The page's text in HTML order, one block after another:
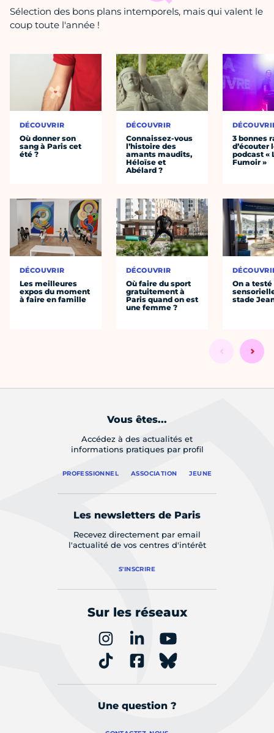
Sélection des bons plans intemporels, mais qui valent le
coup toute l'année !
DÉCOUVRIR
Où donner son
sang à Paris cet
été ?
DÉCOUVRIR
Les meilleures
expos du moment
à faire en famille
DÉCOUVRIR
Connaissez-vous
l’histoire des
amants maudits,
Héloïse et
Abélard ?
DÉCOUVRIR
Où faire du sport
gratuitement à
Paris quand on est
une femme ?
3 bonnes
d’écouter
podcast «
Fumoir »
On a
stade
Vous êtes...
Accédez à des actualités et
informations pratiques par profil
PROFESSIONNEL ASSOCIATION JEUNE
Les newsletters de Paris
Recevez directement par email
l'actualité de vos centres d'intérêt
S'INSCRIRE
Sur les réseaux
Une question ?